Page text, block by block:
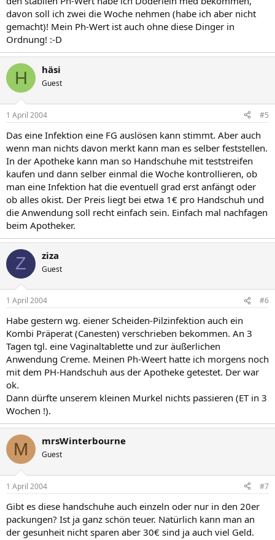
davon soll ich zwei die Woche nehmen (habe ich aber nicht
gemacht)! Mein Ph-Wert ist auch ohne diese Dinger in
Ordnung! :-D
H häsi
Guest
1 April 2004 #5
Das eine Infektion eine FG auslösen kann stimmt. Aber auch
wenn man nichts davon merkt kann man es selber feststellen.
In der Apotheke kann man so Handschuhe mit teststreifen
kaufen und dann selber einmal die Woche kontrollieren, ob
man eine Infektion hat die eventuell grad erst anfängt oder
ob alles okist. Der Preis liegt bei etwa 1€ pro Handschuh und
die Anwendung soll recht einfach sein. Einfach mal nachfagen
beim Apotheker.
Z ziza
Guest
1 April 2004 #6
Habe gestern wg. eiener Scheiden-Pilzinfektion auch ein
Kombi Präperat (Canesten) verschrieben bekommen. An 3
Tagen tgl. eine Vaginaltablette und zur äußerlichen
Anwendung Creme. Meinen Ph-Weert hatte ich morgens noch
mit dem PH-Handschuh aus der Apotheke getestet. Der war
ok.
Dann dürfte unserem kleinen Murkel nichts passieren (ET in 3
Wochen !).
M mrsWinterbourne
Guest
1 April 2004 #7
Gibt es diese handschuhe auch einzeln oder nur in den 20er
packungen? Ist ja ganz schön teuer. Natürlich kann man an
der gesunheit nicht sparen aber 30€ sind ja auch viel Geld.